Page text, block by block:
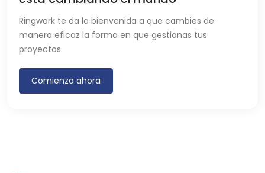
Ringwork te da la bienvenida a que cambies de
manera eficaz la forma en que gestionas tus
proyectos
Comienza ahora